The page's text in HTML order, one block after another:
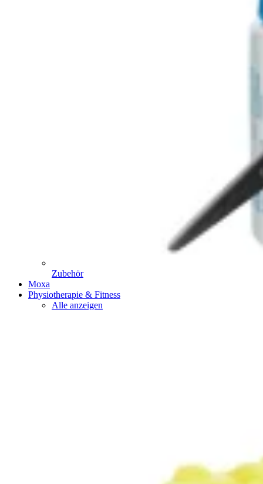
Zubehör
Moxa
Physiotherapie & Fitness
Alle anzeigen